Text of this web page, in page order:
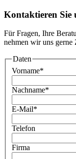
Kontaktieren Sie
Für Fragen, Ihre
nehmen wir uns gerne
Daten
Vorname*
Nachname*
E-Mail*
Telefon
Firma